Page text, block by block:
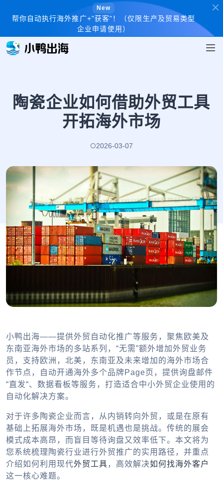
New
帮你自动执行海外推广+"获客"！（仅限生产及贸易类型
企业申请使用）
陶瓷企业如何借助外贸工具
开拓海外市场
2026-03-07
小鸭出海——提供外贸自动化推广等服务，聚焦欧美及
东南亚海外市场的多站系列，“无需”额外增加外贸业务
员，支持欧洲，北美，东南亚及未来增加的海外市场合
作节点，自动开通海外多个品牌Page页，提供询盘邮件
“直发“、数据看板等服务，打造适合中小外贸企业使用的
自动化解决方案。
对于许多陶瓷企业而言，从内销转向外贸，或是在原有
基础上拓展海外市场，既是机遇也是挑战。传统的展会
模式成本高昂，而盲目等待询盘又效率低下。本文将为
您系统梳理陶瓷行业进行外贸推广的实用路径，并重点
介绍如何利用现代外贸工具 ，高效解决如何找海外客户
这一核心难题。